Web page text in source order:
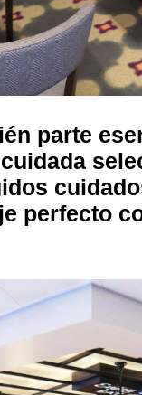
parte
perfecto